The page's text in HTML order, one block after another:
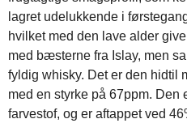
lagret udelukkende i
hvilket med den lave alder
med bæsterne fra Islay, men
fyldig whisky. Det er den hidtil
med en styrke på 67ppm. Den
farvestof, og er aftappet ved